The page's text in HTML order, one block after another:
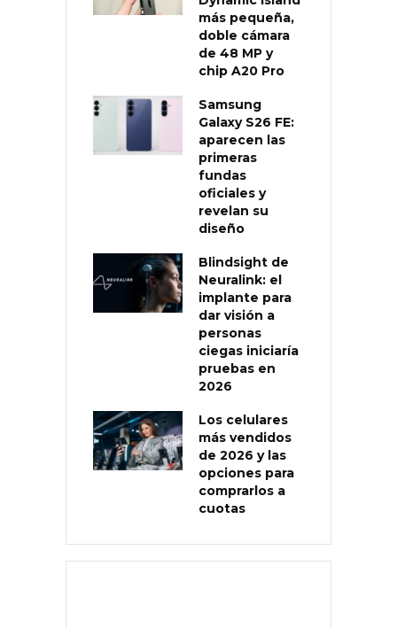
más pequeña,
doble cámara
de 48 MP y
chip A20 Pro
Samsung
Galaxy S26 FE:
aparecen las
primeras
fundas
oficiales y
revelan su
diseño
Blindsight de
Neuralink: el
implante para
dar visión a
personas
ciegas iniciaría
pruebas en
2026
Los celulares
más vendidos
de 2026 y las
opciones para
comprarlos a
cuotas